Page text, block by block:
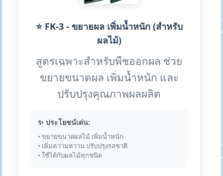
⭐ FK-3 - ขยายผล เพิ่มน้ำหนัก (สำหรับ
ผลไม้)
สูตรเฉพาะสำหรับพืชออกผล ช่วย
ขยายขนาดผล เพิ่มน้ำหนัก และ
ปรับปรุงคุณภาพผลผลิต
✨ ประโยชน์เด่น:
• ขยายขนาดผลไม้ เพิ่มน้ำหนัก
• เพิ่มความหวาน ปรับปรุงรสชาติ
• ใช้ได้กับผลไม้ทุกชนิด